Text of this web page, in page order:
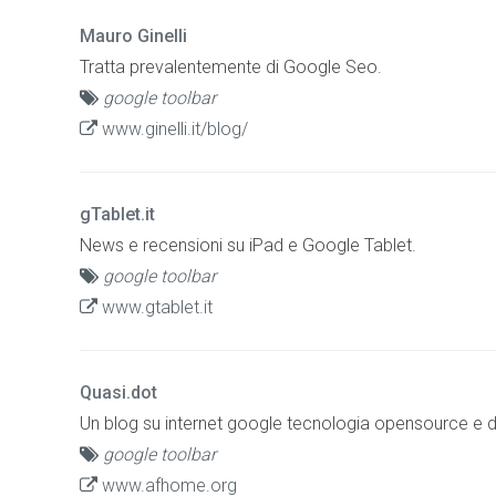
Mauro Ginelli
Tratta prevalentemente di Google Seo.
google toolbar
www.ginelli.it/blog/
gTablet.it
News e recensioni su iPad e Google Tablet.
google toolbar
www.gtablet.it
Quasi.dot
Un blog su internet google tecnologia opensource e
google toolbar
www.afhome.org